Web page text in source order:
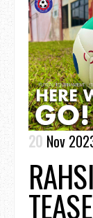
20 Nov